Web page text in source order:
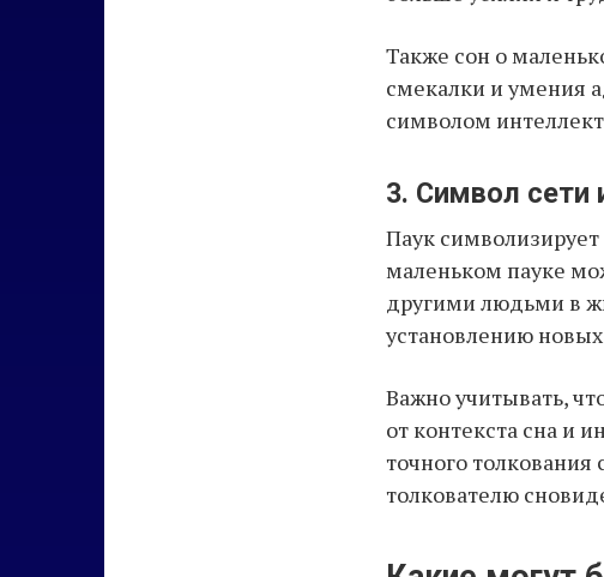
Также сон о
смекалки и умения
символом
3. Символ сети
Паук
маленьком пауке
другими людьми в
установлению
Важно учитывать,
от контекста сна и
точного
толкователю